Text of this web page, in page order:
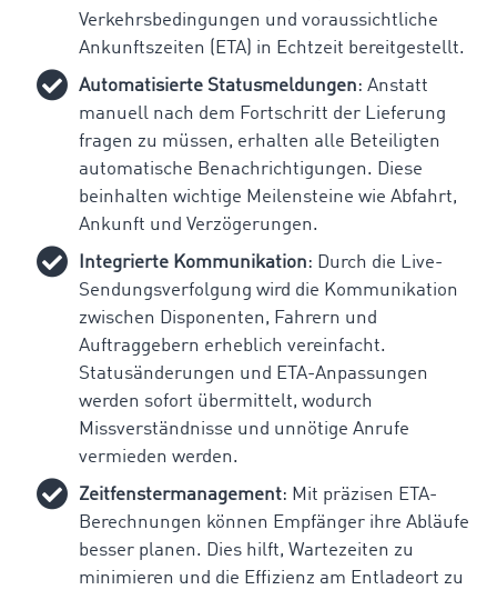
Verkehrsbedingungen und voraussichtliche
Ankunftszeiten (ETA) in Echtzeit bereitgestellt.
Automatisierte Statusmeldungen: Anstatt
manuell nach dem Fortschritt der Lieferung
fragen zu müssen, erhalten alle Beteiligten
automatische Benachrichtigungen. Diese
beinhalten wichtige Meilensteine wie Abfahrt,
Ankunft und Verzögerungen.
Integrierte Kommunikation: Durch die Live-
Sendungsverfolgung wird die Kommunikation
zwischen Disponenten, Fahrern und
Auftraggebern erheblich vereinfacht.
Statusänderungen und ETA-Anpassungen
werden sofort übermittelt, wodurch
Missverständnisse und unnötige Anrufe
vermieden werden.
Zeitfenstermanagement: Mit präzisen ETA-
Berechnungen können Empfänger ihre Abläufe
besser planen. Dies hilft, Wartezeiten zu
minimieren und die Effizienz am Entladeort zu